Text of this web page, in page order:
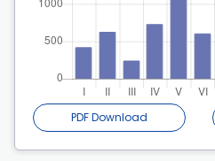
PDF Download